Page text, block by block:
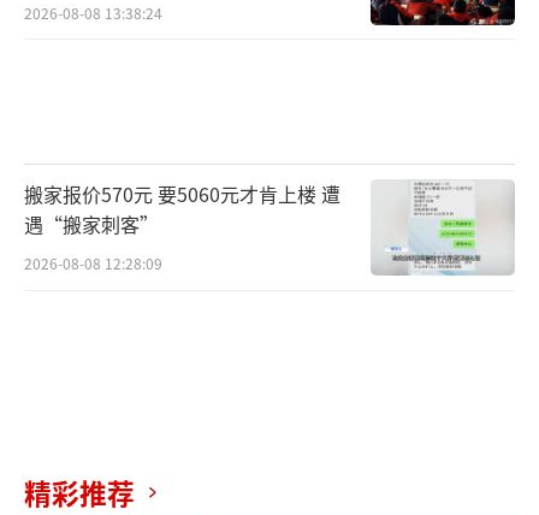
2026-08-08 13:38:24
搬家报价570元 要5060元才肯上楼 遭
遇“搬家刺客”
2026-08-08 12:28:09
精彩推荐